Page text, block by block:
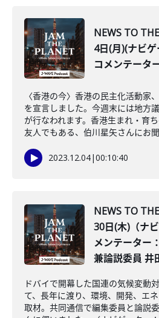
NEWS TO
4日(月)(ナビ
コメンテータ
〈香港の今〉香港の民主化活動家
を宣言しました。今週末には地方
が行なわれます。香港生まれ・育
友人でもある、伯川星矢さんにお聞
2023.12.04|00:10:40
NEWS TO
30日(木)（ナ
メンテーター
兼論説委員 井
ドバイで開幕した国連の気候変動
て、長年に渡り、環境、開発、エ
取材。共同通信で編集委員と論説